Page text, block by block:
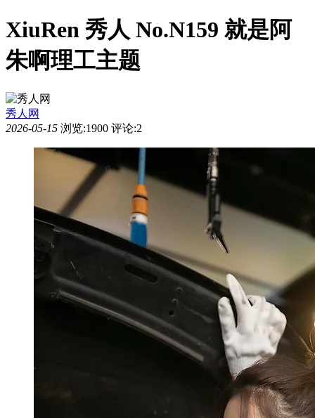
XiuRen 秀人 No.N159 就是阿
朱啊理工主题
秀人网
2026-05-15 浏览:1900 评论:2